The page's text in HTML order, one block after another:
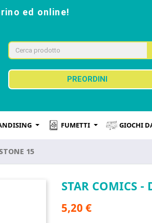
ed online!
PREORDINI
FUMETTI GIOCHI
15
STAR COMICS -
5,20 €